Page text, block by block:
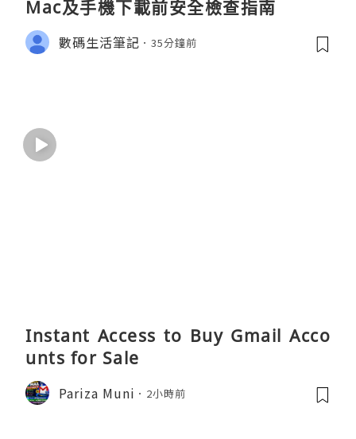
Mac及手機下載前安全檢查指南
數碼生活筆記 35分鐘前
Instant Access to Buy Gmail Acco
unts for Sale
Pariza Muni 2小時前